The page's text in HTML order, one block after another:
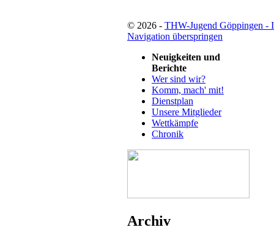
© 2026 - THW-Jugend Göppingen -
Navigation überspringen
Neuigkeiten und
Berichte
Wer sind wir?
Komm, mach' mit!
Dienstplan
Unsere Mitglieder
Wettkämpfe
Chronik
Archiv